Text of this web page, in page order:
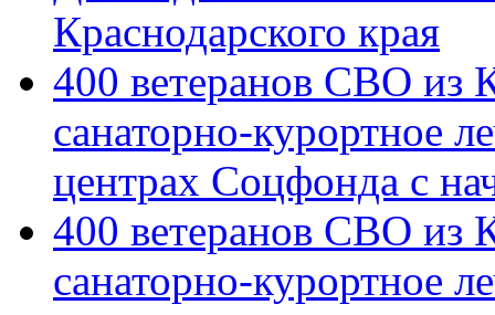
Краснодарского края
400 ветеранов СВО из
санаторно-курортное
центрах Соцфонда с
400 ветеранов СВО из
санаторно-курортное